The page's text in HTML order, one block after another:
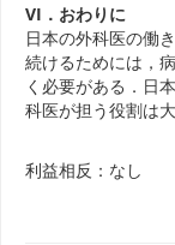
VI．おわりに
日本の外科医の働
続けるためには，
く必要がある．日
科医が担う役割は
利益相反：なし